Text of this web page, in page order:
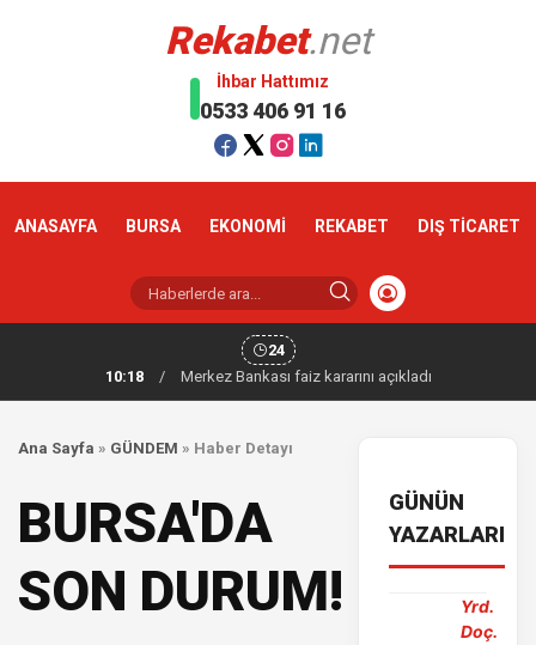
Rekabet.net
İhbar Hattımız
0533 406 91 16
ANASAYFA BURSA EKONOMİ REKABET DIŞ TİCARET
24
10:18
/ Merkez Bankası faiz kararını açıkladı
Ana Sayfa » GÜNDEM » Haber Detayı
BURSA'DA
SON DURUM!
GÜNÜN
YAZARLARI
Yrd.
Doç.